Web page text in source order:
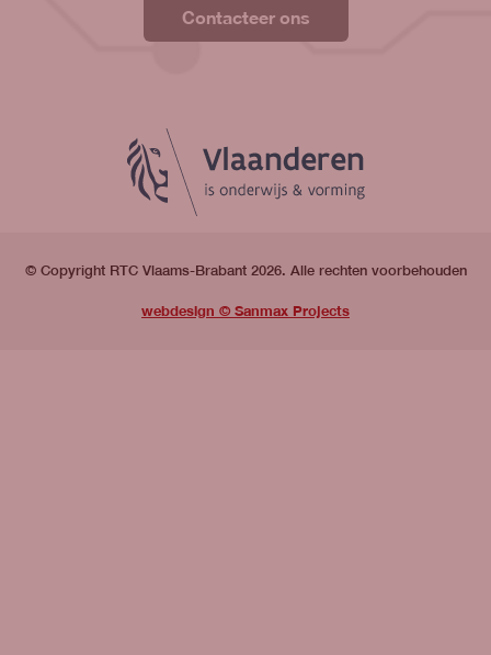
Contacteer ons
© Copyright RTC Vlaams-Brabant 2026. Alle rechten voorbehouden
webdesign © Sanmax Projects